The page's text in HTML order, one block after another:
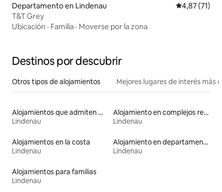
Departamento en Lindenau Calificación
4,87 (71)
T&T Grey
Ubicación · Familia · Moverse por la zona
Destinos por descubrir
Otros tipos de alojamientos Mejores lugares de interés más
Alojamientos que admiten mascotas
Lindenau
Alojamiento en complejos residenciales
Lindenau
Alojamientos en la costa
Lindenau
Alojamiento en departamentos
Lindenau
Alojamientos para familias
Lindenau